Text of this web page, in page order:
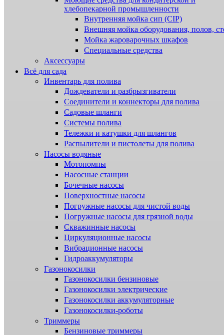
хлебопекарной промышленности
Внутренняя мойка сип (CIP)
Внешняя мойка оборудования, полов,
Мойка жароварочных шкафов
Специальные средства
Аксессуары
Всё для сада
Инвентарь для полива
Дождеватели и разбрызгиватели
Соединители и коннекторы для полива
Садовые шланги
Системы полива
Тележки и катушки для шлангов
Распылители и пистолеты для полива
Насосы водяные
Мотопомпы
Насосные станции
Бочечные насосы
Поверхностные насосы
Погружные насосы для чистой воды
Погружные насосы для грязной воды
Скважинные насосы
Циркуляционные насосы
Вибрационные насосы
Гидроаккумуляторы
Газонокосилки
Газонокосилки бензиновые
Газонокосилки электрические
Газонокосилки аккумуляторные
Газонокосилки-роботы
Триммеры
Бензиновые триммеры